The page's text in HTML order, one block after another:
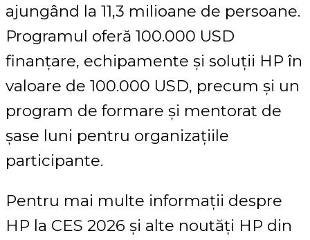
ajungând la 11,3 milioane de persoane.
Programul oferă 100.000 USD
finanțare, echipamente și soluții HP în
valoare de 100.000 USD, precum și un
program de formare și mentorat de
șase luni pentru organizațiile
participante.
Pentru mai multe informații despre
HP la CES 2026 și alte noutăți HP din